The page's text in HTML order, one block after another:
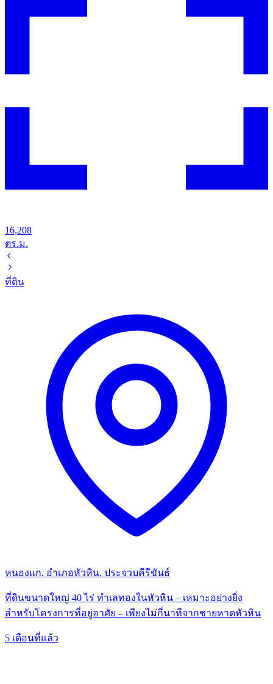
16,208
ตร.ม.
ที่ดิน
หนองแก, อำเภอหัวหิน, ประจวบคีรีขันธ์
ที่ดินขนาดใหญ่ 40 ไร่ ทำเลทองในหัวหิน – เหมาะอย่างยิ่ง
สำหรับโครงการที่อยู่อาศัย – เพียงไม่กี่นาทีจากชายหาดหัวหิน
5 เดือนที่แล้ว